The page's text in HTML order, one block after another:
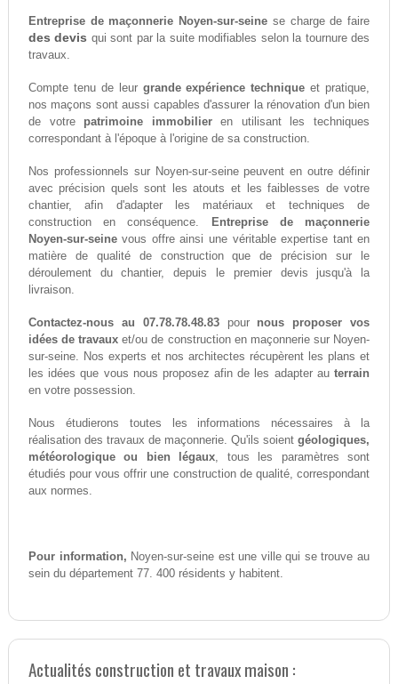
Entreprise de maçonnerie Noyen-sur-seine se charge de faire
des devis qui sont par la suite modifiables selon la tournure des
travaux.
Compte tenu de leur grande expérience technique et pratique,
nos maçons sont aussi capables d'assurer la rénovation d'un bien
de votre patrimoine immobilieren utilisant les techniques
correspondant à l'époque à l'origine de sa construction.
Nos professionnels sur Noyen-sur-seine peuvent en outre définir
avec précision quels sont les atouts et les faiblesses de votre
chantier, afin d'adapter les matériaux et techniques de
construction en conséquence.
Entreprise de maçonnerie
Noyen-sur-seinevous offre ainsi une véritable expertise tant en
matière de qualité de construction que de précision sur le
déroulement du chantier, depuis le premier devis jusqu'à la
livraison.
Contactez-nous au 07.78.78.48.83pour nous proposer vos
idées de travaux et/ou de construction en maçonnerie sur Noyen-
sur-seine. Nos experts et nos architectes récupèrent les plans et
les idées que vous nous proposez afin de les adapter auterrain
en votre possession.
Nous étudierons toutes les informations nécessaires à la
réalisation des travaux de maçonnerie. Qu'ils soientgéologiques,
météorologique ou bien légaux, tous les paramètres sont
étudiés pour vous offrir une construction de qualité, correspondant
aux normes.
Pour information, Noyen-sur-seine est une ville qui se trouve au
sein du département 77. 400 résidents y habitent.
Actualités construction et travaux maison :